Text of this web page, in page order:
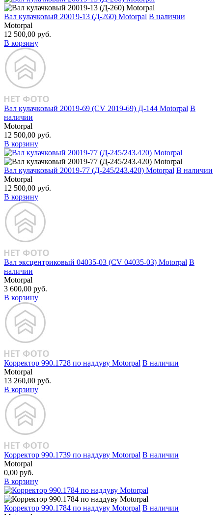
Вал кулачковый 20019‑13 (Д‑260) Motorpal В наличии
Motorpal
12 500,00 руб.
В корзину
Вал кулачковый 20019‑69 (CV 2019‑69) Д‑144 Motorpal В
наличии
Motorpal
12 500,00 руб.
В корзину
Вал кулачковый 20019‑77 (Д‑245/243.420) Motorpal В наличии
Motorpal
12 500,00 руб.
В корзину
Вал эксцентриковый 04035‑03 (CV 04035‑03) Motorpal В
наличии
Motorpal
3 600,00 руб.
В корзину
Корректор 990.1728 по наддуву Motorpal В наличии
Motorpal
13 260,00 руб.
В корзину
Корректор 990.1739 по наддуву Motorpal В наличии
Motorpal
0,00 руб.
В корзину
Корректор 990.1784 по наддуву Motorpal В наличии